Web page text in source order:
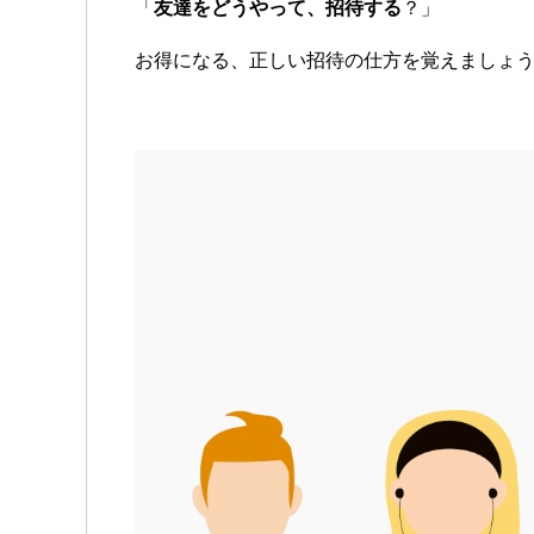
「 友達をどうやって、招待する ？」
お得になる、正しい招待の仕方を覚えましょ